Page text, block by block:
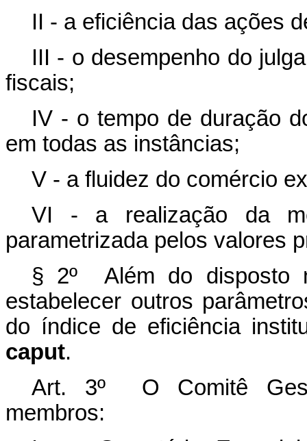
II - a eficiência das ações
III - o desempenho do
fiscais;
IV - o tempo de duração
em todas as instâncias;
V - a fluidez do comércio
VI - a realização da
parametrizada pelos valores
§ 2º Além do disposto
estabelecer outros
do índice de eficiência
caput.
Art. 3º O Comitê
membros: